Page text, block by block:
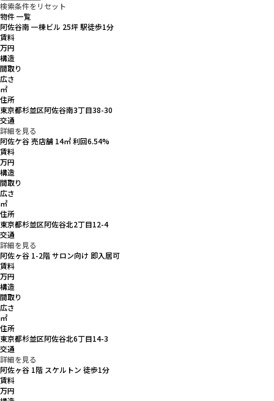
検索条件をリセット
物件 一覧
阿佐谷南 一棟ビル 25坪 駅徒歩1分
賃料
万円
構造
間取り
広さ
㎡
住所
東京都杉並区阿佐谷南3丁目38-30
交通
詳細を見る
阿佐ケ谷 売店舗 14㎡ 利回6.54%
賃料
万円
構造
間取り
広さ
㎡
住所
東京都杉並区阿佐谷北2丁目12-4
交通
詳細を見る
阿佐ヶ谷 1-2階 サロン向け 即入居可
賃料
万円
構造
間取り
広さ
㎡
住所
東京都杉並区阿佐谷北6丁目14-3
交通
詳細を見る
阿佐ヶ谷 1階 スケルトン 徒歩1分
賃料
万円